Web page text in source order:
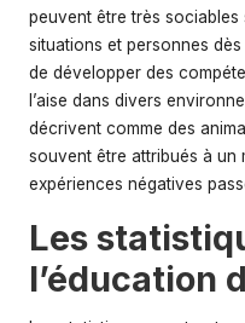
peuvent être très sociables
situations et personnes
de développer des
l’aise dans divers
décrivent comme des
souvent être attribués à un
expériences négatives
Les
l’éducation